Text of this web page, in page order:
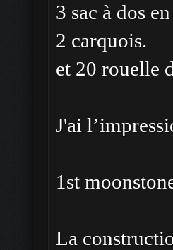
3 sac à dos
2 carquois.
et 20 rouelle
J'ai
1st
La